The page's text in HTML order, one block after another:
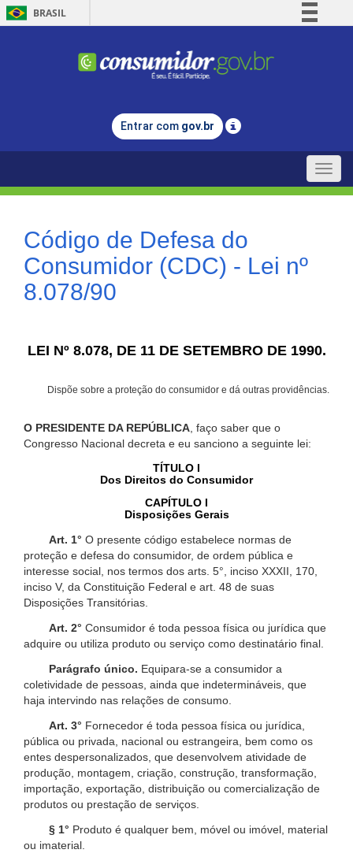
BRASIL
Comunica BR
Legislação
Entrar com gov.br
Toggle
Código de Defesa do
Consumidor (CDC) - Lei nº
8.078/90
LEI Nº 8.078, DE 11 DE SETEMBRO DE 1990.
Dispõe sobre a proteção do consumidor e dá outras providências.
O PRESIDENTE DA REPÚBLICA , faço saber que o
Congresso Nacional decreta e eu sanciono a seguinte lei:
TÍTULO I
Dos Direitos do Consumidor
CAPÍTULO I
Disposições Gerais
Art. 1° O presente código estabelece normas de
proteção e defesa do consumidor, de ordem pública e
interesse social, nos termos dos arts. 5°, inciso XXXII, 170,
inciso V, da Constituição Federal e art. 48 de suas
Disposições Transitórias.
Art. 2° Consumidor é toda pessoa física ou jurídica que
adquire ou utiliza produto ou serviço como destinatário final.
Parágrafo único. Equipara-se a consumidor a
coletividade de pessoas, ainda que indetermináveis, que
haja intervindo nas relações de consumo.
Art. 3° Fornecedor é toda pessoa física ou jurídica,
pública ou privada, nacional ou estrangeira, bem como os
entes despersonalizados, que desenvolvem atividade de
produção, montagem, criação, construção, transformação,
importação, exportação, distribuição ou comercialização de
produtos ou prestação de serviços.
§ 1° Produto é qualquer bem, móvel ou imóvel, material
ou imaterial.